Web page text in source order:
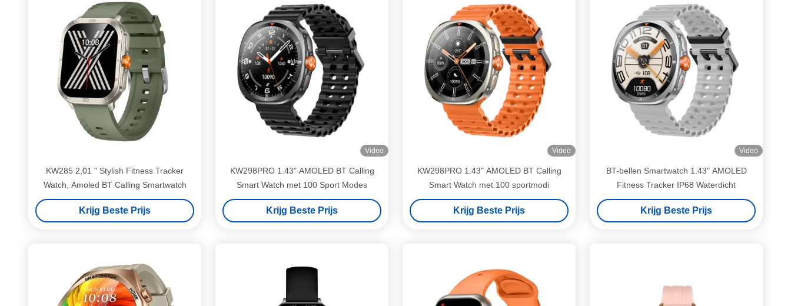
KW285 2,01 " Stylish Fitness Tracker
Watch, Amoled BT Calling Smartwatch
Krijg Beste Prijs
Video
KW298PRO 1.43" AMOLED BT Calling
Smart Watch met 100 Sport Modes
Krijg Beste Prijs
Video
KW298PRO 1.43" AMOLED BT Calling
Smart Watch met 100 sportmodi
Krijg Beste Prijs
Video
BT-bellen Smartwatch 1.43" AMOLED
Fitness Tracker IP68 Waterdicht
Krijg Beste Prijs